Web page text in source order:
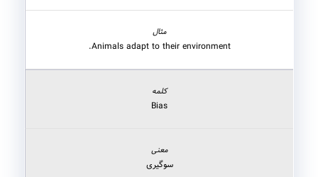
Animals adapt to their environment.
Bias
سوگیری